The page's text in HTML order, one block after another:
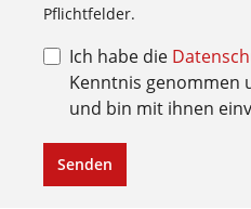
Pflichtfelder.
Ich habe die
Kenntnis genommen
und bin mit ihnen
Senden